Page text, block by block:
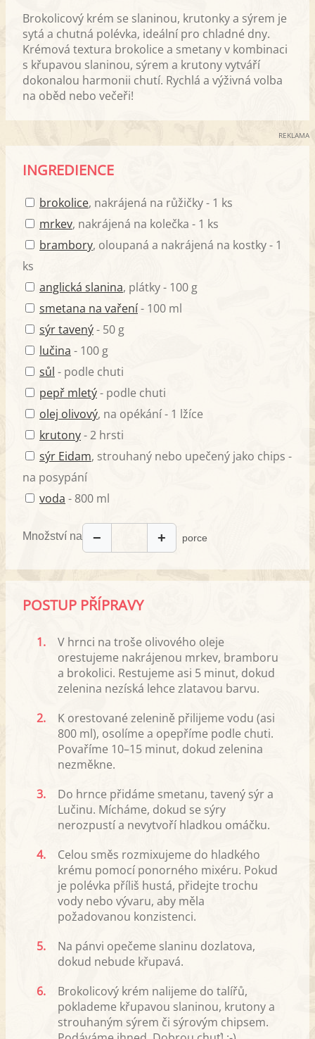
Brokolicový krém se slaninou, krutonky a sýrem je
sytá a chutná polévka, ideální pro chladné dny.
Krémová textura brokolice a smetany v kombinaci
s křupavou slaninou, sýrem a krutony vytváří
dokonalou harmonii chutí. Rychlá a výživná volba
na oběd nebo večeři!
REKLAMA
INGREDIENCE
brokolice, nakrájená na růžičky - 1 ks
mrkev, nakrájená na kolečka - 1 ks
brambory, oloupaná a nakrájená na kostky - 1
ks
anglická slanina, plátky - 100 g
smetana na vaření- 100 ml
sýr tavený- 50 g
lučina - 100 g
sůl - podle chuti
pepř mletý- podle chuti
olej olivový, na opékání - 1 lžíce
krutony- 2 hrsti
sýr Eidam, strouhaný nebo upečený jako chips -
na posypání
voda - 800 ml
Množství na − + porce
POSTUP PŘÍPRAVY
1.
V hrnci na troše olivového oleje
orestujeme nakrájenou mrkev, bramboru
a brokolici. Restujeme asi 5 minut, dokud
zelenina nezíská lehce zlatavou barvu.
2.
K orestované zelenině přilijeme vodu (asi
800 ml), osolíme a opepříme podle chuti.
Povaříme 10–15 minut, dokud zelenina
nezměkne.
3.
Do hrnce přidáme smetanu, tavený sýr a
Lučinu. Mícháme, dokud se sýry
nerozpustí a nevytvoří hladkou omáčku.
4.
Celou směs rozmixujeme do hladkého
krému pomocí ponorného mixéru. Pokud
je polévka příliš hustá, přidejte trochu
vody nebo vývaru, aby měla
požadovanou konzistenci.
5.
Na pánvi opečeme slaninu dozlatova,
dokud nebude křupavá.
6.
Brokolicový krém nalijeme do talířů,
poklademe křupavou slaninou, krutony a
strouhaným sýrem či sýrovým chipsem.